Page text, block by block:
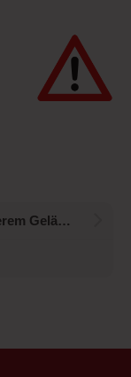
Ab 10.12. Weihnachtsbäume auf unserem Gelände